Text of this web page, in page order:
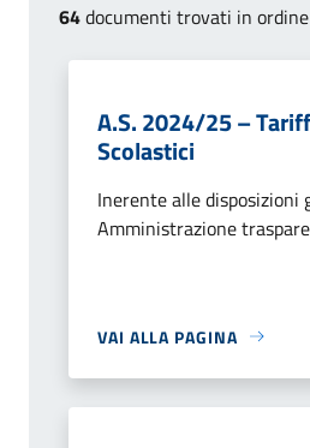
64documenti trovati in
A.S. 2024/25 –
Scolastici
Inerente alle disposizioni
Amministrazione
VAI ALLA PAGINA